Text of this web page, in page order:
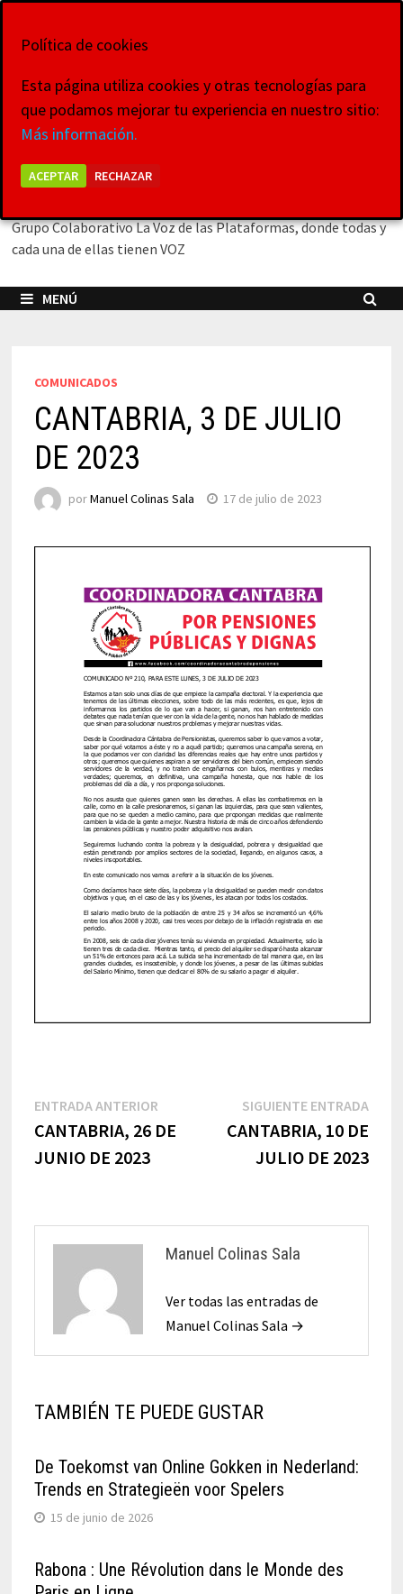
La Voz de las
Plataformas
Grupo Colaborativo La Voz de las Plataformas, donde todas y
cada una de ellas tienen VOZ
MENÚ
COMUNICADOS
CANTABRIA, 3 DE JULIO
DE 2023
porManuel Colinas Sala 17 de julio de 2023
Navegación
de
ENTRADA ANTERIOREntrada
anterior:
CANTABRIA, 26 DE
JUNIO DE 2023
SIGUIENTE ENTRADA
CANTABRIA, 10 DE
JULIO DE 2023
Manuel Colinas Sala
Ver todas las entradas de
Manuel Colinas Sala →
TAMBIÉN TE PUEDE GUSTAR
De Toekomst van Online Gokken in Nederland:
Trends en Strategieën voor Spelers
15 de junio de 2026
Rabona : Une Révolution dans le Monde des
Política de cookies
Esta página utiliza cookies y otras tecnologías para
que podamos mejorar tu experiencia en nuestro sitio:
Más información.
ACEPTAR RECHAZAR